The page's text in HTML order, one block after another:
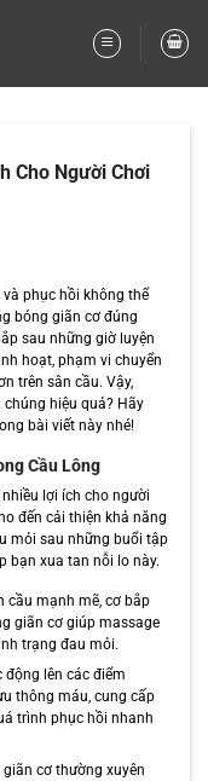
Cho Người Chơi
phục hồi không thể
bóng giãn cơ đúng
sau những giờ luyện
hoạt, phạm vi chuyển
trên sân cầu. Vậy,
hiệu quả? Hãy
bài viết này nhé!
Cầu Lông
lợi ích cho người
đến cải thiện khả năng
mỏi sau những buổi tập
bạn xua tan nỗi lo này.
cầu mạnh mẽ, cơ bắp
giãn cơ giúp massage
trạng đau mỏi.
lên các điểm
thông máu, cung cấp
trình phục hồi nhanh
cơ thường xuyên